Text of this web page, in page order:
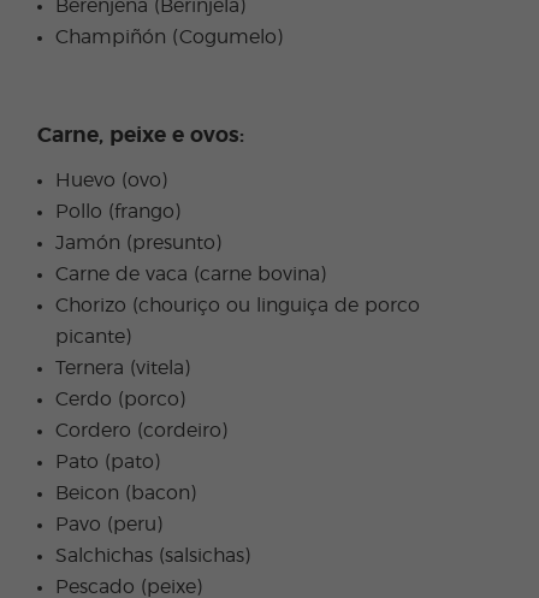
Berenjena (Berinjela)
Champiñón (Cogumelo)
Carne, peixe e ovos:
Huevo (ovo)
Pollo (frango)
Jamón (presunto)
Carne de vaca (carne bovina)
Chorizo (chouriço ou linguiça de porco
picante)
Ternera (vitela)
Cerdo (porco)
Cordero (cordeiro)
Pato (pato)
Beicon (bacon)
Pavo (peru)
Salchichas (salsichas)
Pescado (peixe)